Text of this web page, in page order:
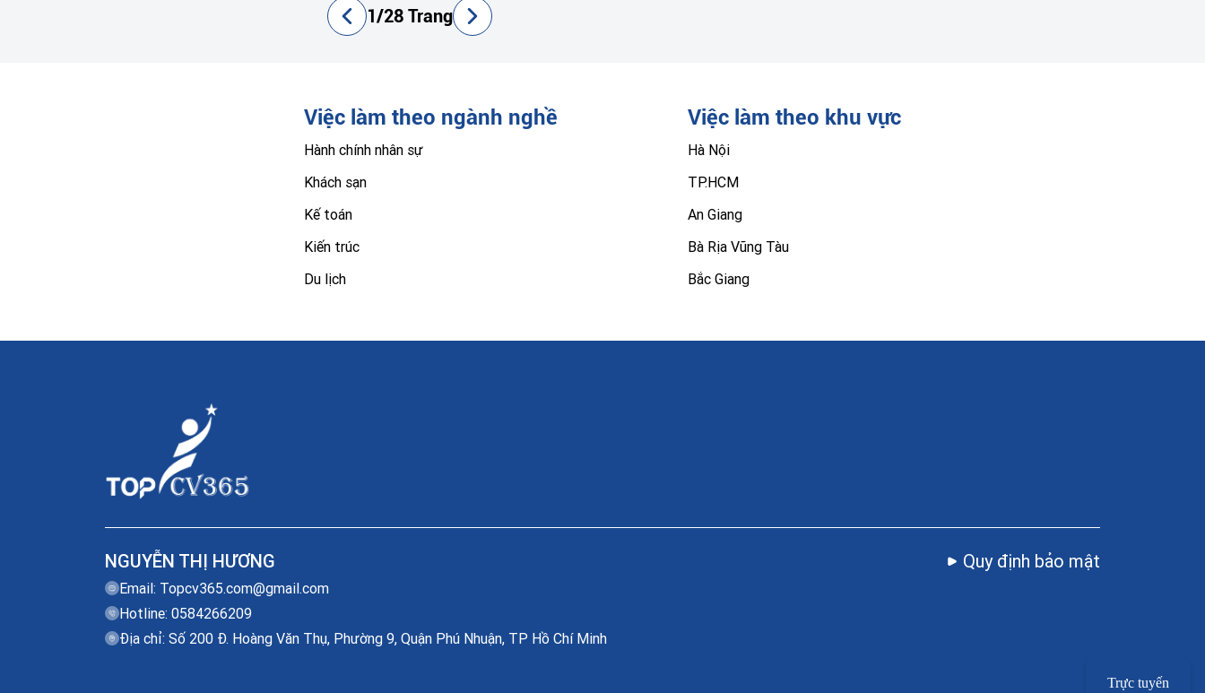
1/28 Trang
Việc làm theo ngành nghề
Hành chính nhân sự
Khách sạn
Kế toán
Kiến trúc
Du lịch
Việc làm theo khu vực
Hà Nội
TP.HCM
An Giang
Bà Rịa Vũng Tàu
Bắc Giang
NGUYỄN THỊ HƯƠNG
Email: Topcv365.com@gmail.com
Hotline: 0584266209
Địa chỉ: Số 200 Đ. Hoàng Văn Thụ, Phường 9, Quận Phú Nhuận, TP Hồ Chí Minh
Quy định bảo mật
Trực tuyến